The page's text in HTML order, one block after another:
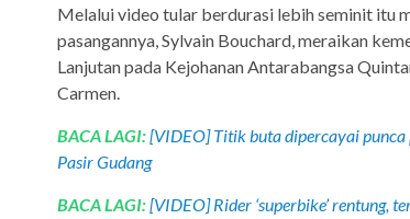
Melalui video tular berdurasi lebih seminit itu
pasangannya, Sylvain Bouchard, meraikan
Lanjutan pada Kejohanan Antarabangsa
Carmen.
BACA LAGI:[VIDEO] Titik buta dipercayai punca
Pasir Gudang
BACA LAGI:[VIDEO] Rider ‘superbike’ rentung,